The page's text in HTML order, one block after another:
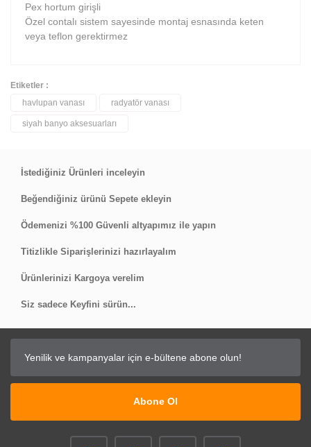
Pex hortum girişli
Özel contalı sistem sayesinde montaj esnasında keten
veya teflon gerektirmez
Bu ürüne ilk yorumu siz yapın!
Etiketler :
havlupan vanası
radyatör vanası
siyah banyo aksesuarları
İstediğiniz Ürünleri inceleyin
Beğendiğiniz ürünü Sepete ekleyin
Ödemenizi %100 Güvenli altyapımız ile yapın
Titizlikle Siparişlerinizi hazırlayalım
Ürünlerinizi Kargoya verelim
Siz sadece Keyfini sürün...
Abone Ol